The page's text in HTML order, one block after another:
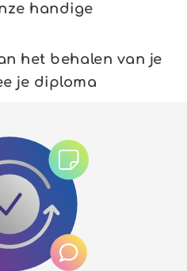
handige
het behalen van je
je diploma